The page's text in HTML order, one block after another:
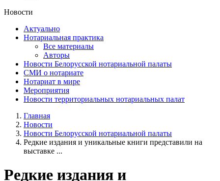
Новости
Актуально
Нотариальная практика
Все материалы
Авторы
Новости Белорусской нотариальной палаты
СМИ о нотариате
Нотариат в мире
Мероприятия
Новости территориальных нотариальных палат
Главная
Новости
Новости Белорусской нотариальной палаты
Редкие издания и уникальные книги представили на
выставке ...
Редкие издания и